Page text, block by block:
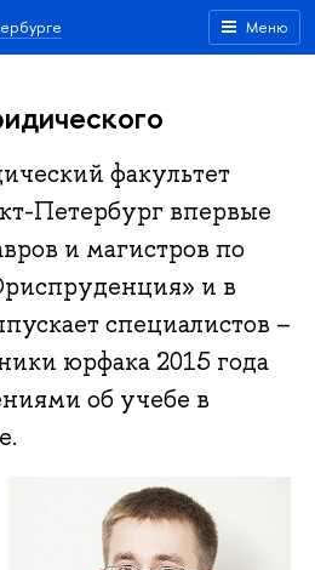
Меню
факультет
Петербург впервые
и магистров по
и в
специалистов –
юрфака 2015 года
об учебе в